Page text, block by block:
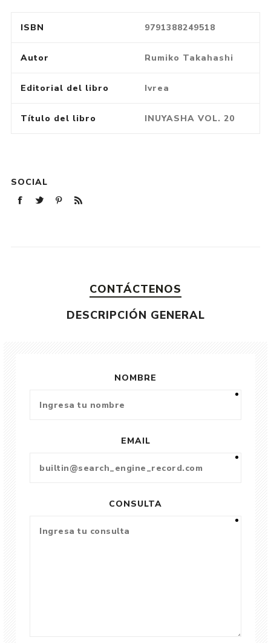
ISBN 9791388249518
Autor Rumiko Takahashi
Editorial del libro Ivrea
Título del libro INUYASHA VOL. 20
SOCIAL
CONTÁCTENOS
DESCRIPCIÓN GENERAL
NOMBRE
EMAIL
CONSULTA